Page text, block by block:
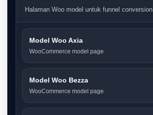
Halaman Woo model untuk funnel conversion.
Model Woo Axia
WooCommerce model page
Model Woo Bezza
WooCommerce model page